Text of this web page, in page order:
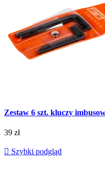
Zestaw 6 szt. kluczy
39 zł
 Szybki podgląd